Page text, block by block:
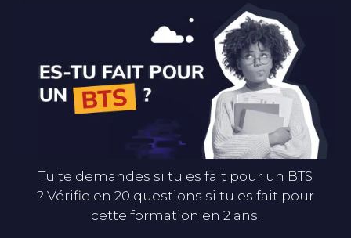
Tu te demandes si tu es fait pour un BTS
? Vérifie en 20 questions si tu es fait pour
cette formation en 2 ans.